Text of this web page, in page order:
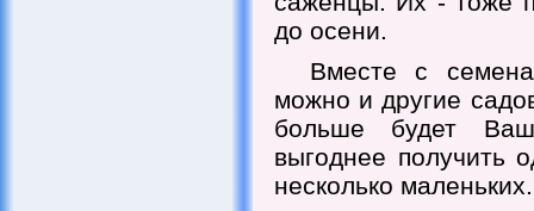
до осени.
Вместе с
можно и другие
больше будет
выгоднее получить
несколько маленьких.